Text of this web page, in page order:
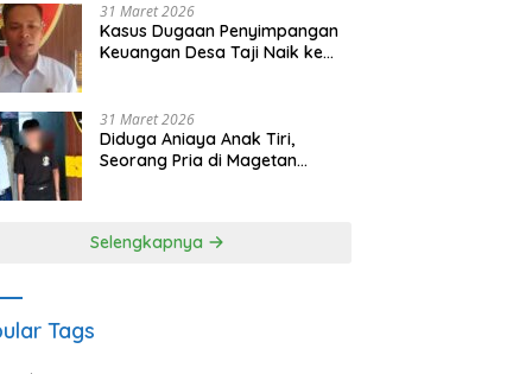
31 Maret 2026
Kasus Dugaan Penyimpangan
Keuangan Desa Taji Naik ke
31 Maret 2026
Diduga Aniaya Anak Tiri,
Seorang Pria di Magetan
Selengkapnya
Tags